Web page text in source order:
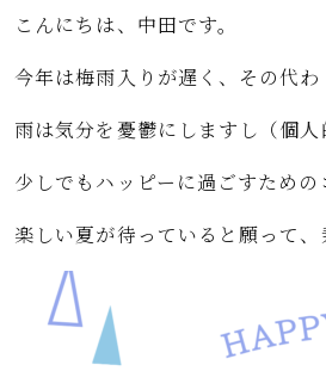
こんにちは、中田です。
今年は梅雨入りが遅く、その代
雨は気分を憂鬱にしますし（個
少しでもハッピーに過ごすため
楽しい夏が待っていると願って